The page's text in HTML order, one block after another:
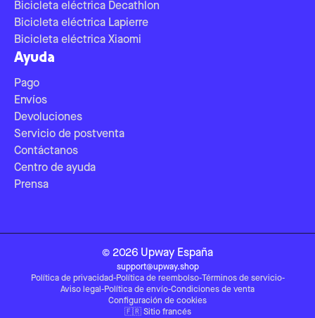
Bicicleta eléctrica Decathlon
Bicicleta eléctrica Lapierre
Bicicleta eléctrica Xiaomi
Ayuda
Pago
Envíos
Devoluciones
Servicio de postventa
Contáctanos
Centro de ayuda
Prensa
© 2026 Upway España
support@upway.shop
Política de privacidad-Política de reembolso-Términos de servicio-
Aviso legal -Política de envío-Condiciones de venta
Configuración de cookies
🇫🇷 Sitio francés